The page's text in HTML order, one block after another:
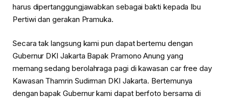
harus dipertanggungjawabkan sebagai bakti kepada Ibu
Pertiwi dan gerakan Pramuka.
Secara tak langsung kami pun dapat bertemu dengan
Gubernur DKI Jakarta Bapak Pramono Anung yang
memang sedang berolahraga pagi di kawasan car free day
Kawasan Thamrin Sudirman DKI Jakarta. Bertemunya
dengan bapak Gubernur kami dapat berfoto bersama di